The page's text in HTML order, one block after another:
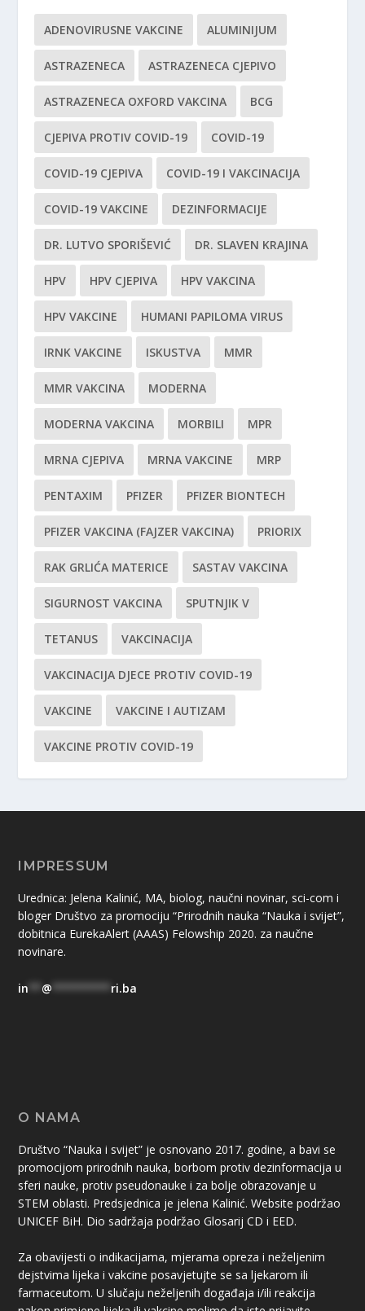
ADENOVIRUSNE VAKCINE ALUMINIJUM
ASTRAZENECA ASTRAZENECA CJEPIVO
ASTRAZENECA OXFORD VAKCINA BCG
CJEPIVA PROTIV COVID-19 COVID-19
COVID-19 CJEPIVA COVID-19 I VAKCINACIJA
COVID-19 VAKCINE DEZINFORMACIJE
DR. LUTVO SPORIŠEVIĆ DR. SLAVEN KRAJINA
HPV HPV CJEPIVA HPV VAKCINA
HPV VAKCINE HUMANI PAPILOMA VIRUS
IRNK VAKCINE ISKUSTVA MMR
MMR VAKCINA MODERNA
MODERNA VAKCINA MORBILI MPR
MRNA CJEPIVA MRNA VAKCINE MRP
PENTAXIM PFIZER PFIZER BIONTECH
PFIZER VAKCINA (FAJZER VAKCINA) PRIORIX
RAK GRLIĆA MATERICE SASTAV VAKCINA
SIGURNOST VAKCINA SPUTNJIK V
TETANUS VAKCINACIJA
VAKCINACIJA DJECE PROTIV COVID-19
VAKCINE VAKCINE I AUTIZAM
VAKCINE PROTIV COVID-19
IMPRESSUM
Urednica: Jelena Kalinić, MA, biolog, naučni novinar, sci-com i
bloger Društvo za promociju “Prirodnih nauka “Nauka i svijet”,
dobitnica EurekaAlert (AAAS) Felowship 2020. za naučne
novinare.
in ** @ ********* ri.ba
O NAMA
Društvo “Nauka i svijet” je osnovano 2017. godine, a bavi se
promocijom prirodnih nauka, borbom protiv dezinformacija u
sferi nauke, protiv pseudonauke i za bolje obrazovanje u
STEM oblasti. Predsjednica je jelena Kalinić. Website podržao
UNICEF BiH. Dio sadržaja podržao Glosarij CD i EED.
Za obavijesti o indikacijama, mjerama opreza i neželjenim
dejstvima lijeka i vakcine posavjetujte se sa ljekarom ili
farmaceutom. U slučaju neželjenih događaja i/ili reakcija